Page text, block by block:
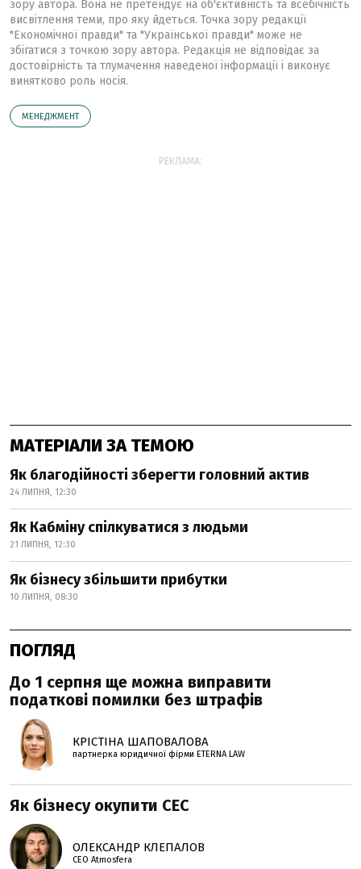
зору автора. Вона не претендує на об'єктивність та всебічність
висвітлення теми, про яку йдеться. Точка зору редакції
"Економічної правди" та "Української правди" може не
збігатися з точкою зору автора. Редакція не відповідає за
достовірність та тлумачення наведеної інформації і виконує
винятково роль носія.
МЕНЕДЖМЕНТ
РЕКЛАМА:
МАТЕРІАЛИ ЗА ТЕМОЮ
Як благодійності зберегти головний актив
24 ЛИПНЯ, 12:30
Як Кабміну спілкуватися з людьми
21 ЛИПНЯ, 12:30
Як бізнесу збільшити прибутки
10 ЛИПНЯ, 08:30
ПОГЛЯД
До 1 серпня ще можна виправити
податкові помилки без штрафів
КРІСТІНА ШАПОВАЛОВА
партнерка юридичної фірми ETERNA LAW
Як бізнесу окупити СЕС
ОЛЕКСАНДР КЛЕПАЛОВ
СЕО Atmosfera